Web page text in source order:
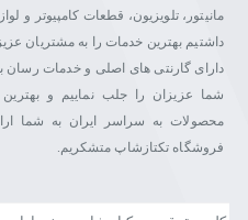
مانیتور، تلویزیون، قطعات کامپیوتر و
داشتیم بهترین خدمات را به مشتریان عزیز
دارای گارنتی های اصلی و خدمات رسان
شما عزیزان را جلب نماییم و
محصولات به سراسر ایران به شما
فروشگاه تکتازشاپ متشکریم.